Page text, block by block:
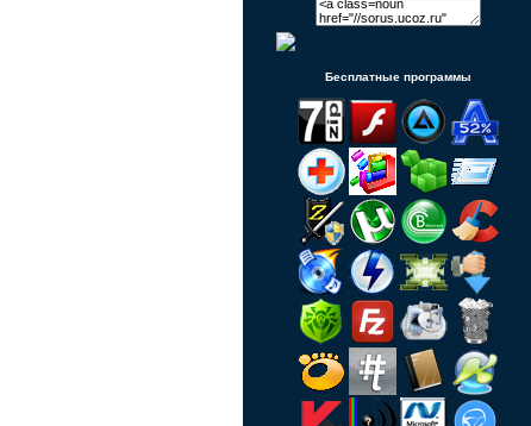
Бесплатные программы